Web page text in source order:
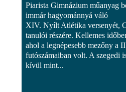
Piarista Gimnázium műanyag
immár hagyománnyá váló
XIV. Nyílt Atlétika versenyét,
tanulói részére. Kellemes
ahol a legnépesebb mezőny a
futószámaiban volt. A szegedi
kívül mint...